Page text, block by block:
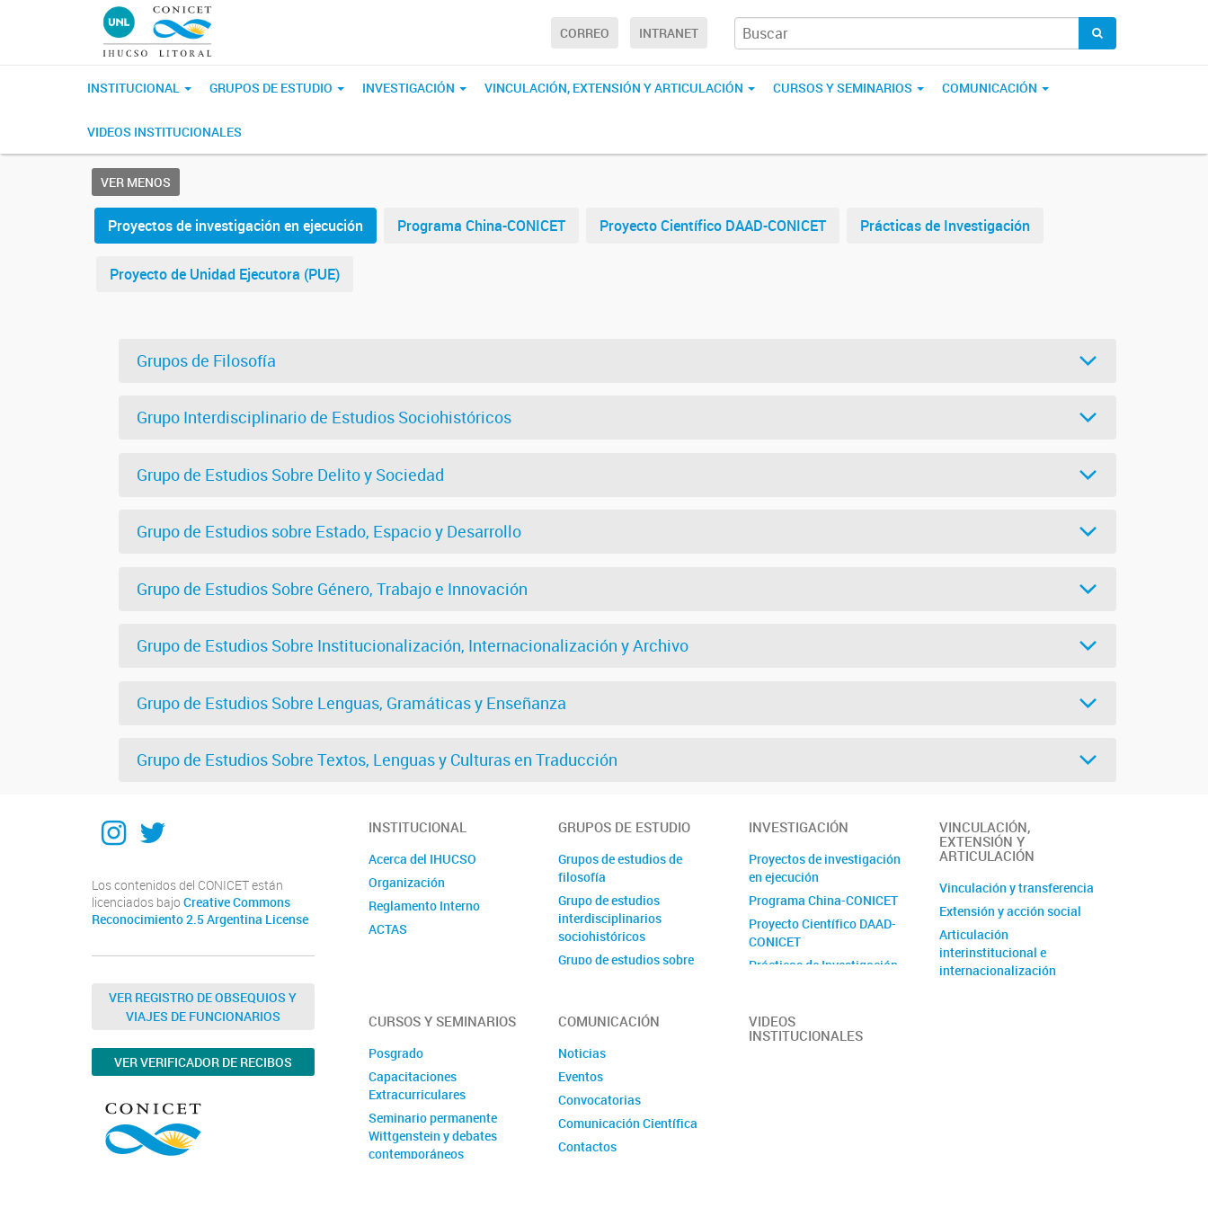
CORREO INTRANET
INSTITUCIONAL GRUPOS DE ESTUDIO INVESTIGACIÓN VINCULACIÓN, EXTENSIÓN Y ARTICULACIÓN CURSOS Y SEMINARIOS COMUNICACIÓN
VIDEOS INSTITUCIONALES
VER MENOS
Proyectos de investigación en ejecución Programa China-CONICET Proyecto Científico DAAD-CONICET Prácticas de Investigación
Proyecto de Unidad Ejecutora (PUE)
Grupos de Filosofía
Grupo Interdisciplinario de Estudios Sociohistóricos
Grupo de Estudios Sobre Delito y Sociedad
Grupo de Estudios sobre Estado, Espacio y Desarrollo
Grupo de Estudios Sobre Género, Trabajo e Innovación
Grupo de Estudios Sobre Institucionalización, Internacionalización y Archivo
Grupo de Estudios Sobre Lenguas, Gramáticas y Enseñanza
Grupo de Estudios Sobre Textos, Lenguas y Culturas en Traducción
Instagram
Twitter
Los contenidos del CONICET están
licenciados bajo Creative Commons
Reconocimiento 2.5 Argentina License
VER REGISTRO DE OBSEQUIOS Y
VIAJES DE FUNCIONARIOS
VER VERIFICADOR DE RECIBOS
INSTITUCIONAL
Acerca del IHUCSO
Organización
Reglamento Interno
ACTAS
GRUPOS DE ESTUDIO
Grupos de estudios de
filosofía
Grupo de estudios
interdisciplinarios
sociohistóricos
Grupo de estudios sobre
estado, espacio y desarrollo
género, trabajo e innovación
Grupo de estudios sobre
institucionalización,
internacionalización y
INVESTIGACIÓN
Proyectos de investigación
en ejecución
Programa China-CONICET
Proyecto Científico DAAD-
CONICET
Prácticas de Investigación
VINCULACIÓN,
EXTENSIÓN Y
ARTICULACIÓN
Vinculación y transferencia
Extensión y acción social
Articulación
interinstitucional e
internacionalización
CURSOS Y SEMINARIOS
Posgrado
Capacitaciones
Extracurriculares
Seminario permanente
Wittgenstein y debates
contemporáneos
COMUNICACIÓN
Noticias
Eventos
Convocatorias
Comunicación Científica
Contactos
VIDEOS
INSTITUCIONALES